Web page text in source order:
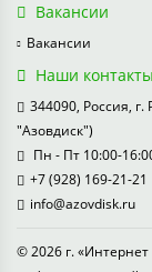
Вакансии
Вакансии
Наши контакты
344090, Россия, г.
"Азовдиск")
Пн - Пт 10:00-
+7 (928) 169-21-21
info@azovdisk.ru
© 2026 г.